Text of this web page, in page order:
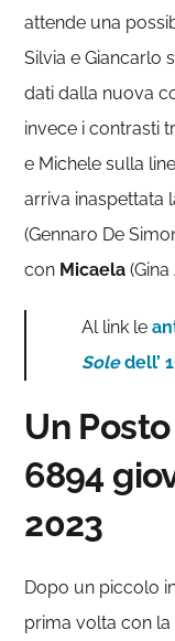
attende una
Silvia e Giancarlo
dati dalla nuova
invece i contrasti
e Michele sulla
arriva inaspettata
(Gennaro De
con Micaela
Al link le
Soledell’
Un
6894
2023
Dopo un piccolo
prima volta con